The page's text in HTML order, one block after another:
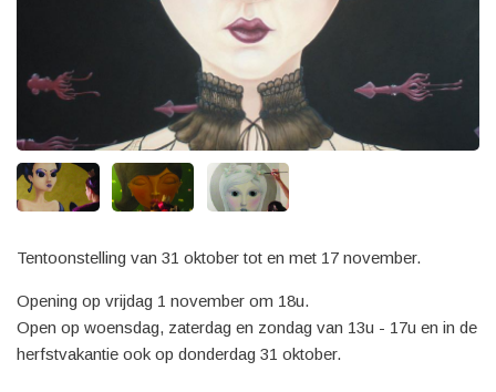
Tentoonstelling van 31 oktober tot en met 17 november.
Opening op vrijdag 1 november om 18u.
Open op woensdag, zaterdag en zondag van 13u - 17u en in de
herfstvakantie ook op donderdag 31 oktober.